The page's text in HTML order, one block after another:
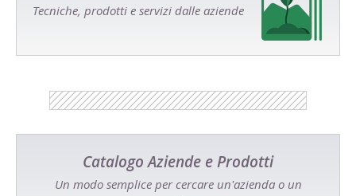
Tecniche, prodotti e servizi dalle aziende
Catalogo Aziende e Prodotti
Un modo semplice per cercare un'azienda o un